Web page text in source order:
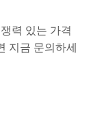
력 있는 가격
지금 문의하세